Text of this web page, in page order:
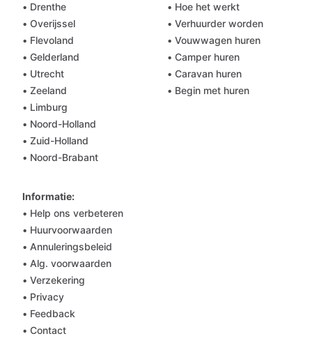
• Drenthe
• Overijssel
• Flevoland
• Gelderland
• Utrecht
• Zeeland
• Limburg
• Noord-Holland
• Zuid-Holland
• Noord-Brabant
• Hoe het werkt
• Verhuurder worden
• Vouwwagen huren
• Camper huren
• Caravan huren
• Begin met huren
Informatie:
• Help ons verbeteren
• Huurvoorwaarden
• Annuleringsbeleid
• Alg. voorwaarden
• Verzekering
• Privacy
• Feedback
• Contact